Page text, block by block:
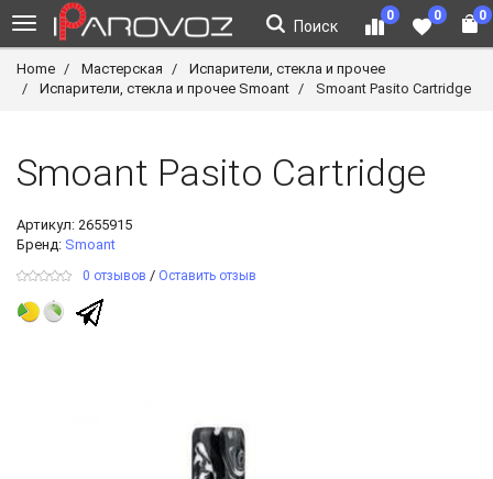
Поиск
0 0 0
Home Мастерская
Испарители, стекла и прочее
Испарители, стекла и прочее Smoant
Smoant Pasito Cartridge
Smoant Pasito Cartridge
Артикул: 2655915
Бренд: Smoant
0 отзывов / Оставить отзыв